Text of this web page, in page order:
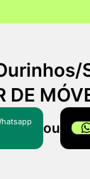
DE
ou